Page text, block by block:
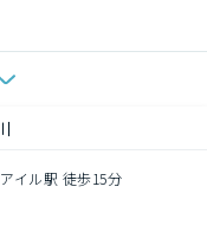
イル駅 徒歩15分